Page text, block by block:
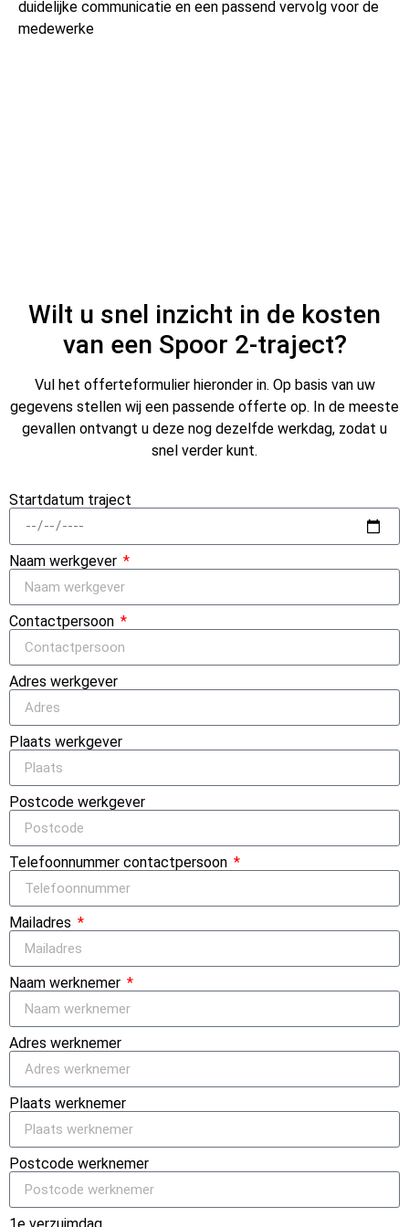
duidelijke communicatie en een passend vervolg voor de
medewerke
Wilt u snel inzicht in de kosten
van een Spoor 2-traject?
Vul het offerteformulier hieronder in. Op basis van uw
gegevens stellen wij een passende offerte op. In de meeste
gevallen ontvangt u deze nog dezelfde werkdag, zodat u
snel verder kunt.
Startdatum traject
Naam werkgever
Contactpersoon
Adres werkgever
Plaats werkgever
Postcode werkgever
Telefoonnummer contactpersoon
Mailadres
Naam werknemer
Adres werknemer
Plaats werknemer
Postcode werknemer